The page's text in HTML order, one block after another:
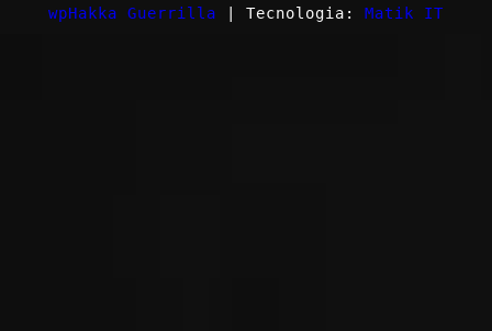
wpHakka Guerrilla | Tecnologia: Matik IT